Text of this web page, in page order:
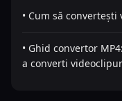
• Cum să
• Ghid convertor
a converti